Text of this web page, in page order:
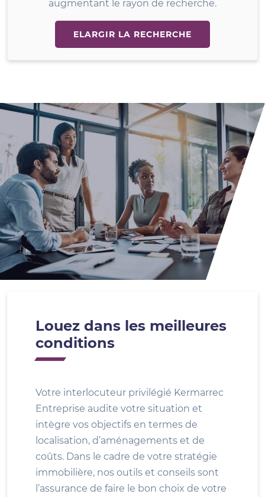
augmentant le rayon de recherche.
ELARGIR LA RECHERCHE
Louez dans les meilleures
conditions
Votre interlocuteur privilégié Kermarrec
Entreprise audite votre situation et
intègre vos objectifs en termes de
localisation, d’aménagements et de
coûts. Dans le cadre de votre stratégie
immobilière, nos outils et conseils sont
l’assurance de faire le bon choix de votre